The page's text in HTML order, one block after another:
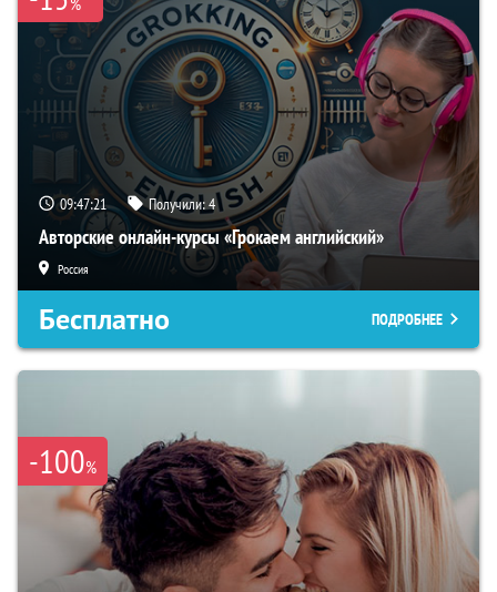
09:47:20 Получили:4
Авторские онлайн-курсы «Грокаем английский»
Россия
Бесплатно ПОДРОБНЕЕ
-100%